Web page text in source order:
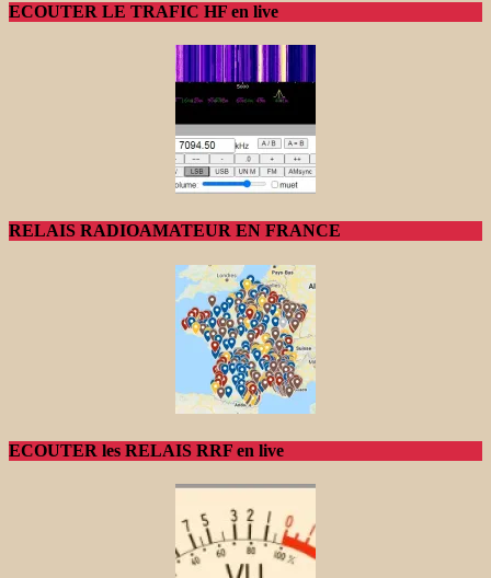
ECOUTER LE TRAFIC HF en live
RELAIS RADIOAMATEUR EN FRANCE
ECOUTER les RELAIS RRF en live